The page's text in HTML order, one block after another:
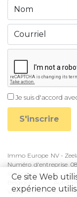
Je suis d'accord
S'inscrire
Immo Europe NV •
Numéro d'entreprise
immobilier agréé
Belgique •
Vastgoedmakelaars,
Ce site Web
expérience